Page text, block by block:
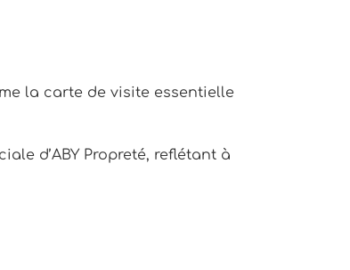
la carte de visite essentielle
d’ABY Propreté, reflétant à